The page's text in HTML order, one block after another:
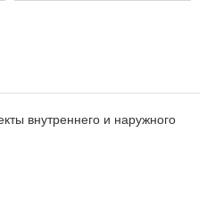
внутреннего и наружного